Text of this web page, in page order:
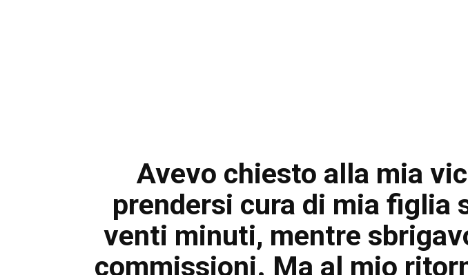
Avevo chiesto alla mia
prendersi cura di mia figlia
venti minuti, mentre
commissioni. Ma al mio